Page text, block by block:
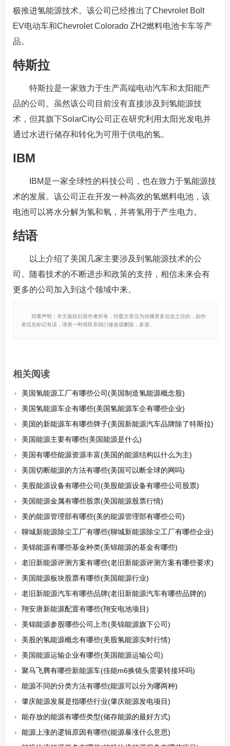
极推进氢能源技术。该公司已经推出了Chevrolet Bolt
EV电动车和Chevrolet Colorado ZH2燃料电池卡车等产
品。
特斯拉
特斯拉是一家致力于生产高端电动汽车和太阳能产
品的公司。虽然该公司目前没有直接涉及到氢能源技
术，但其旗下SolarCity公司正在研究利用太阳光发电并
通过水进行储存和转化为可用于供电的氢。
IBM
IBM是一家全球性的科技公司，也在致力于氢能源技
术的发展。该公司正在开发一种高效的氢燃料电池，该
电池可以将水分解为氢和氧，并将氢用于产生电力。
结语
以上介绍了美国几家主要涉及到氢能源技术的公
司。随着技术的不断进步和政策的支持，相信未来会有
更多的公司加入到这个领域中来。
郑重声明：本文版权归原作者所有，转载文章仅为传播更多信息之目的，如作
者信息标记有误，请第一时候联系我们修改或删除，多谢。
相关阅读
美国氢能源工厂有哪些公司(美国制造氢能源概念股)
美国氢能源车企有哪些(美国氢能源车企有哪些企业)
美国的新能源车有哪些牌子(美国新能源汽车品牌除了特斯拉)
美国能源主要有哪些(美国能源是什么)
美国有哪些能源资源丰富(美国的能源结构以什么为主)
美国切断能源的方法有哪些(美国可以断全球的网吗)
美股能源设备有哪些公司(美股能源设备有哪些公司股票)
美国能源金属有哪些股票(美国能源股票行情)
美的能源管理部有哪些(美的能源管理部有哪些公司)
聊城新能源除尘工厂有哪些(聊城新能源除尘工厂有哪些企业)
美锦能源有哪些基金种类(美锦能源的基金有哪些)
老旧新能源评测方案有哪些(老旧新能源评测方案有哪些要求)
美国能源板块股票有哪些(美国能源行业)
老旧新能源汽车有哪些品牌(老旧新能源汽车有哪些品牌的)
翔安唐新能源配置有哪些(翔安电池项目)
美锦能源参股哪些公司上市(美锦能源旗下公司)
美股的氢能源概念有哪些(美股氢能源实时行情)
美国能源运输企业有哪些(美国能源运输公司)
聚马飞腾有哪些新能源车(佳能m6换镜头需要转接环吗)
能源不同的分类方法有哪些(能源可以分为哪两种)
肇庆能源发展是指哪些行业(肇庆能源发电项目)
能存放的能源有哪些类型(储存能源的最好方式)
能源上涨的逻辑原因有哪些(能源暴涨什么意思)